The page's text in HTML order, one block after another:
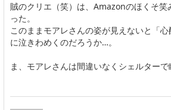
賊のクリエ（笑）は、Amazonのほくそ笑
った。
このままモアレさんの姿が見えないと「
に泣きわめくのだろうか…。
ま、モアレさんは間違いなくシェルターで